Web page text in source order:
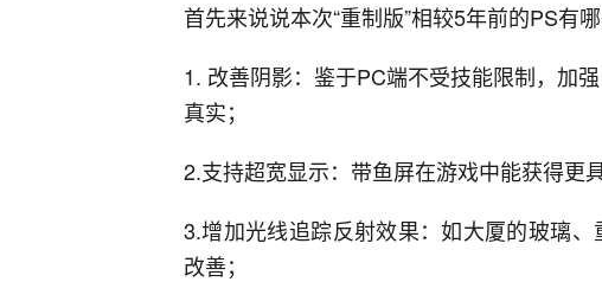
首先来说说本次“重制版”相较5年前的PS有哪
1. 改善阴影：鉴于PC端不受技能限制，加
真实；
2.支持超宽显示：带鱼屏在游戏中能获得更
3.增加光线追踪反射效果：如大厦的玻璃
改善；